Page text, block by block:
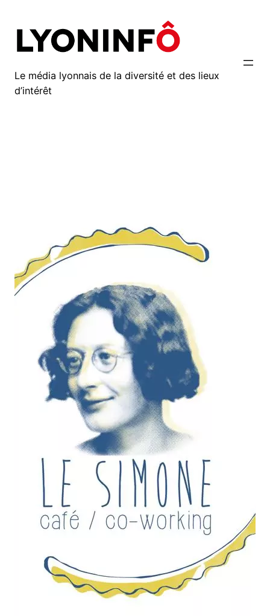
contenu
Le média lyonnais de la diversité et des lieux
d’intérêt